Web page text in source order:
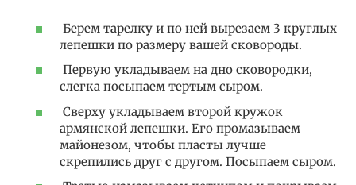
Берем тарелку и по ней вырезаем 3 круглых
лепешки по размеру вашей сковороды.
Первую укладываем на дно сковородки,
слегка посыпаем тертым сыром.
Сверху укладываем второй кружок
армянской лепешки. Его промазываем
майонезом, чтобы пласты лучше
скрепились друг с другом. Посыпаем сыром.